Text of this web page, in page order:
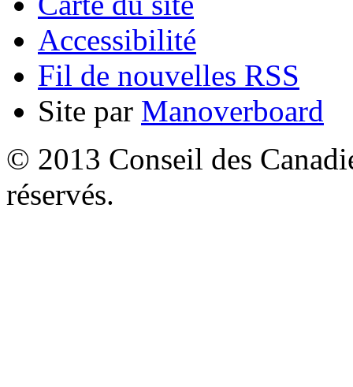
Accessibilité
Fil de nouvelles RSS
Site par Manoverboard
© 2013 Conseil des
réservés.